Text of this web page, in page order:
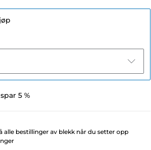
5 %
alle bestillinger av blekk når du setter opp